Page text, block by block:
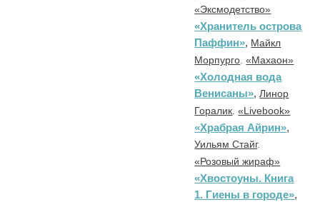
«Эксмодетство»
«Хранитель острова
Паффин», Майкл
Морпурго «Махаон»
«Холодная вода
Венисаны», Линор
Горалик «Livebook»
«Храбрая Айрин»,
Уильям Стайг.
«Розовый жираф»
«Хвостоуны. Книга
1. Гиены в городе»,